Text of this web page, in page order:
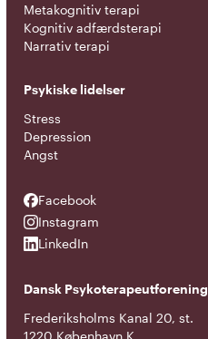
Metakognitiv terapi
Kognitiv adfærdsterapi
Narrativ terapi
Psykiske lidelser
Stress
Depression
Angst
Facebook
Facebook
Instagram
Instagram
LinkedIn
LinkedIn
Dansk Psykoterapeutforening
Frederiksholms Kanal 20, st.
1220 København K